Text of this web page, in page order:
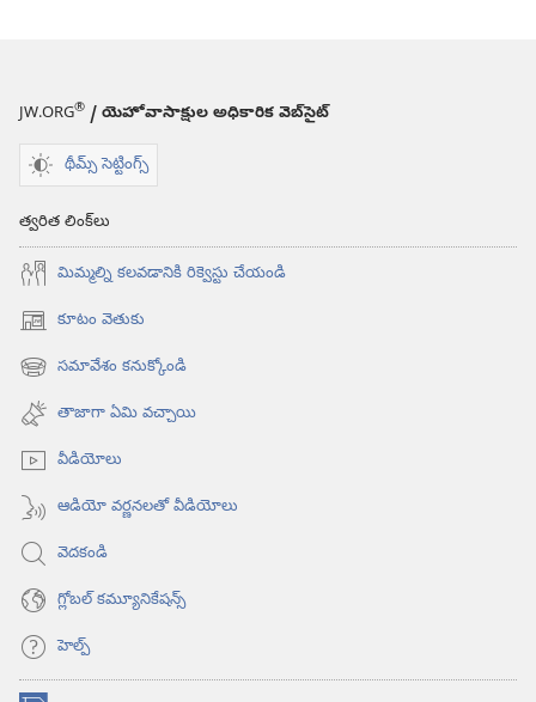
JW.ORG® / యెహోవాసాక్షుల అధికారిక వెబ్‌సైట్‌
థీమ్స్ సెట్టింగ్స్
త్వరిత లింక్‌లు
మిమ్మల్ని కలవడానికి రిక్వెస్టు చేయండి
కూటం వెతుకు
(కొత్త
విండో
ఓపెన్‌
అవుతుంది)
సమావేశం కనుక్కోండి
(కొత్త
విండో
ఓపెన్‌
అవుతుంది)
తాజాగా ఏమి వచ్చాయి
వీడియోలు
ఆడియో వర్ణనలతో వీడియోలు
వెదకండి
గ్లోబల్‌ కమ్యూనికేషన్స్‌
హెల్ప్‌